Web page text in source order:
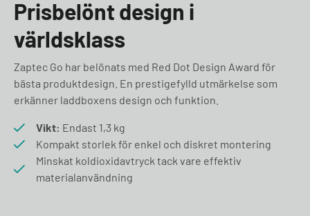
Prisbelönt design i
världsklass
Zaptec Go har belönats med Red Dot Design Award för
bästa produktdesign. En prestigefylld utmärkelse som
erkänner laddboxens design och funktion.
Vikt: Endast 1,3 kg
Kompakt storlek för enkel och diskret montering
Minskat koldioxidavtryck tack vare effektiv
materialanvändning